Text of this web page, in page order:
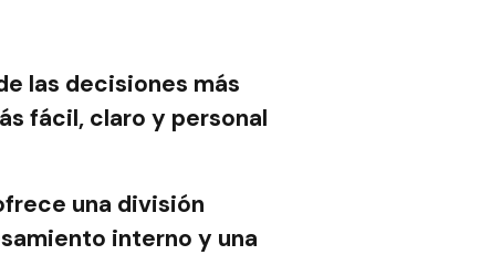
las decisiones más
fácil, claro y personal
una división
interno y una